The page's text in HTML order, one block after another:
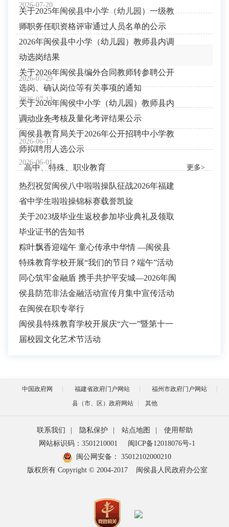
关于2025年闽侯县中小学（幼儿园）一级教
师职务任职资格评审通过人员名单的公示
2026年闽侯县中小学（幼儿园）教师县内调
动选岗结果
关于2026年闽侯县编外合同教师转参聘公开
选岗、确认岗位等有关事项的通知
2026-07-20
关于2026年闽侯中小学（幼儿园）教师县内
调动业务考核及量化考评结果公示
2026-07-15
闽侯县教育局关于2026年公开招聘中小学教
师拟聘用人选公示
高中、特殊、职业教育 更多>
2026-07-29
热烈祝贺闽侯八中啦啦操队征战2026年福建
省中学生啦啦操锦标赛载誉凯旋
2026-07-13
关于2023级毕业生返校参加毕业典礼及领取
毕业证书的告知书
2026-07-02
粽叶飘香迎端午 童心传承中华情 —闽侯县
特殊教育学校开展“我们的节日？端午”活动
2026-06-17
同心筑牢金融盾 携手共护平安城—2026年闽
侯县防范非法金融活动宣传月集中宣传活动
在闽侯在职专举行
2026-06-01
闽侯县特殊教育学校开展庆“六一”暨第十一
届校园文化艺术节活动
中国政府网 福建省政府门户网站
福州市政府门户网站
县（市、区）政府网站
其他
联系我们 隐私保护 站点地图
使用帮助
网站标识码：3501210001
闽ICP备12018076号-1
闽公网安备：
35012102000210
版权所有 Copyright © 2004-2017
闽侯县人民政府办公室